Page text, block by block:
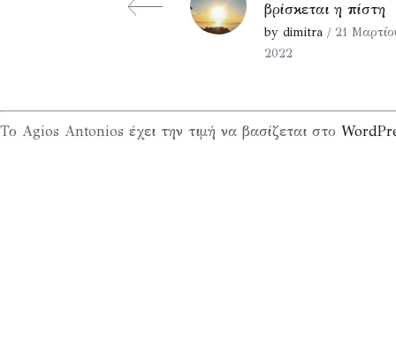
βρίσκεται η πίστη
by dimitra / 21
2022
Το Agios Antonios έχει την τιμή να βασίζεται στο